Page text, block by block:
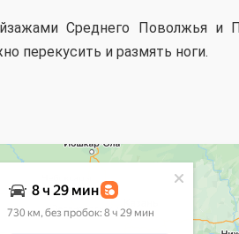
Среднего Поволжья и
перекусить и размять ноги.